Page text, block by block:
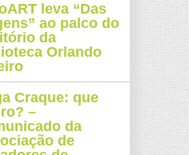
leva “Das
ao palco do
da
Orlando
Craque: que
–
da
de